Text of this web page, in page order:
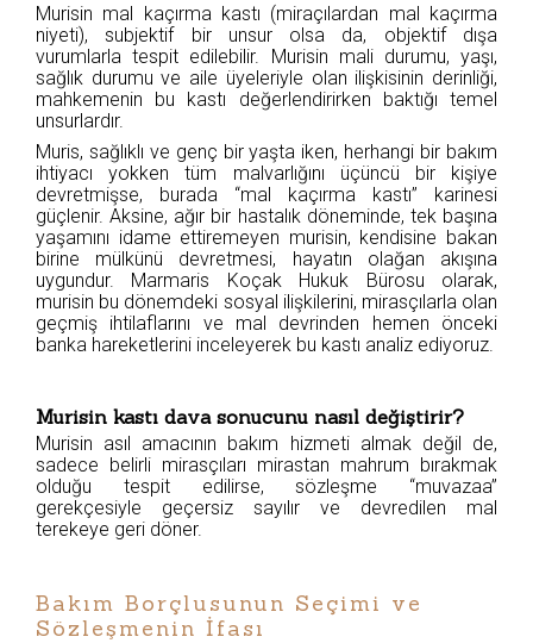
Murisin mal kaçırma kastı (miraçılardan mal kaçırma
niyeti), subjektif bir unsur olsa da, objektif dışa
vurumlarla tespit edilebilir. Murisin mali durumu, yaşı,
sağlık durumu ve aile üyeleriyle olan ilişkisinin derinliği,
mahkemenin bu kastı değerlendirirken baktığı temel
unsurlardır.
Muris, sağlıklı ve genç bir yaşta iken, herhangi bir bakım
ihtiyacı yokken tüm malvarlığını üçüncü bir kişiye
devretmişse, burada “mal kaçırma kastı” karinesi
güçlenir. Aksine, ağır bir hastalık döneminde, tek başına
yaşamını idame ettiremeyen murisin, kendisine bakan
birine mülkünü devretmesi, hayatın olağan akışına
uygundur. Marmaris Koçak Hukuk Bürosu olarak,
murisin bu dönemdeki sosyal ilişkilerini, mirasçılarla olan
geçmiş ihtilaflarını ve mal devrinden hemen önceki
banka hareketlerini inceleyerek bu kastı analiz ediyoruz.
Murisin kastı dava sonucunu nasıl değiştirir?
Murisin asıl amacının bakım hizmeti almak değil de,
sadece belirli mirasçıları mirastan mahrum bırakmak
olduğu tespit edilirse, sözleşme “muvazaa”
gerekçesiyle geçersiz sayılır ve devredilen mal
terekeye geri döner.
Bakım Borçlusunun Seçimi ve
Sözleşmenin İfası